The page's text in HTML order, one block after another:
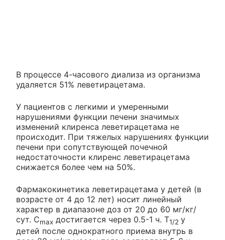
В процессе 4-часового диализа из организма
удаляется 51% леветирацетама.
У пациентов с легкими и умеренными
нарушениями функции печени значимых
изменений клиренса леветирацетама не
происходит. При тяжелых нарушениях функции
печени при сопутствующей почечной
недостаточности клиренс леветирацетама
снижается более чем на 50%.
Фармакокинетика леветирацетама у детей (в
возрасте от 4 до 12 лет) носит линейный
характер в диапазоне доз от 20 до 60 мг/кг/
сут. Cmax достигается через 0.5-1 ч. T1/2 у
детей после однократного приема внутрь в